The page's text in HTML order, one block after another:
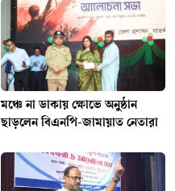
মঞ্চে না ডাকায় ক্ষোভে অনুষ্ঠান
ছাড়লেন বিএনপি-জামায়াত নেতারা